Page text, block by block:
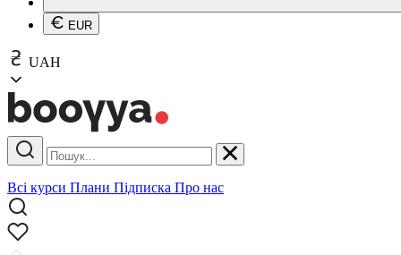
EUR
UAH
Всі курси Плани Підписка Про нас